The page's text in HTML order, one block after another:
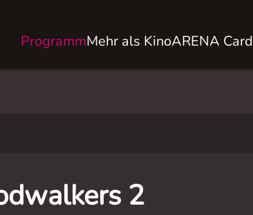
ProgrammMehr als KinoARENA Card
2